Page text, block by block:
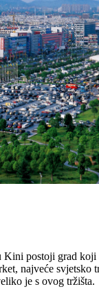
postoji grad koji
najveće svjetsko
je s ovog tržišta.